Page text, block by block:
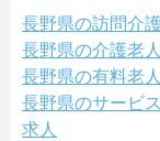
長野県の訪問介
長野県の介護老
長野県の有料老
長野県のサービ
求人